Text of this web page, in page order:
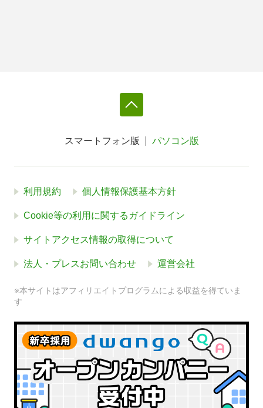
スマートフォン版 パソコン版
利用規約 個人情報保護基本方針
Cookie等の利用に関するガイドライン
サイトアクセス情報の取得について
法人・プレスお問い合わせ 運営会社
※本サイトはアフィリエイトプログラムによる収益を得ていま
す